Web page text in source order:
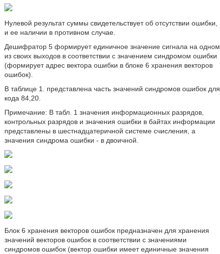
Нулевой результат суммы свидетельствует об отсутствии ошибки,
и ее наличии в противном случае.
Дешифратор 5 формирует единичное значение сигнала на одном
из своих выходов в соответствии с значением синдромом ошибки
(формирует адрес вектора ошибки в блоке 6 хранения векторов
ошибок).
В таблице 1. представлена часть значений синдромов ошибок для
кода 84,20.
Примечание: В табл. 1 значения информационных разрядов,
контрольных разрядов и значения ошибки в байтах информации
представлены в шестнадцатеричной системе счисления, а
значения синдрома ошибки - в двоичной.
Блок 6 хранения векторов ошибок предназначен для хранения
значений векторов ошибок в соответствии с значениями
синдромов ошибок (вектор ошибки имеет единичные значения